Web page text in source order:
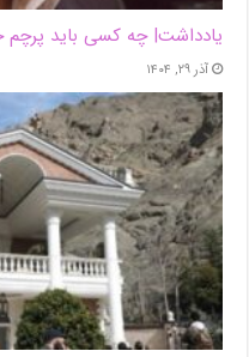
یادداشت| ‌چه کسی باید پرچم
آذر ۲۹, ۱۴۰۴